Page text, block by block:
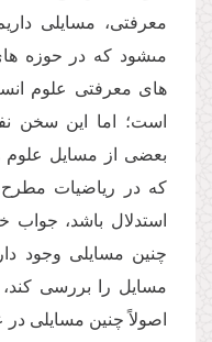
معرفتى، مسایلى
مىشود كه در حوزه
هاى معرفتى علوم
است؛ اما این سخن
بعضى از مسایل علوم
كه در ریاضیات
استدلال باشد، جواب
چنین مسایلى وجود
مسایل را بررسى
اصولاً چنین مسایلى